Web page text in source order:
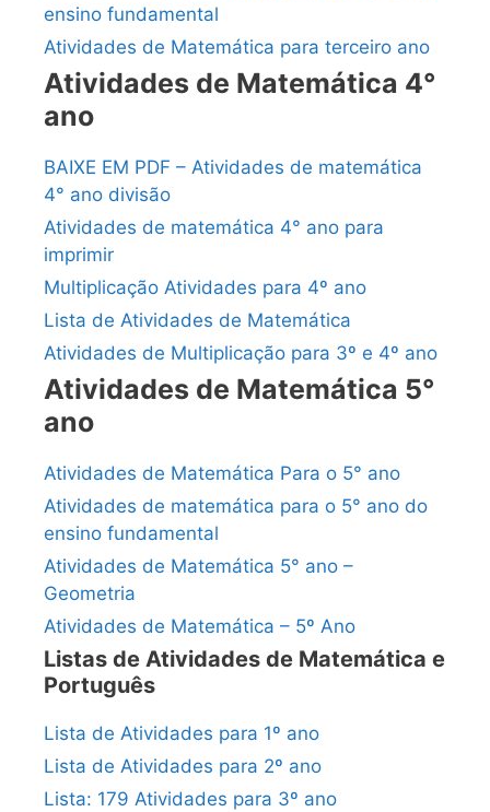
ensino fundamental
Atividades de Matemática para terceiro ano
Atividades de Matemática 4°
ano
BAIXE EM PDF – Atividades de matemática
4° ano divisão
Atividades de matemática 4° ano para
imprimir
Multiplicação Atividades para 4º ano
Lista de Atividades de Matemática
Atividades de Multiplicação para 3º e 4º ano
Atividades de Matemática 5°
ano
Atividades de Matemática Para o 5° ano
Atividades de matemática para o 5° ano do
ensino fundamental
Atividades de Matemática 5° ano –
Geometria
Atividades de Matemática – 5º Ano
Listas de Atividades de Matemática e
Português
Lista de Atividades para 1º ano
Lista de Atividades para 2º ano
Lista: 179 Atividades para 3º ano